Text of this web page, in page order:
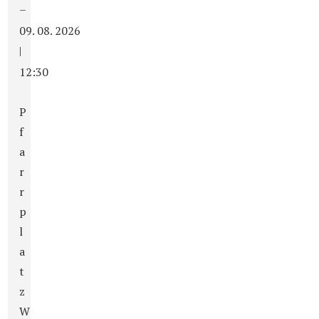
–
09. 08. 2026
|
12:30
P
f
a
r
r
p
l
a
t
z
W